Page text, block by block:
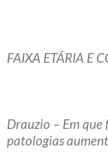
FAIXA ETÁRIA E
Drauzio – Em
patologias